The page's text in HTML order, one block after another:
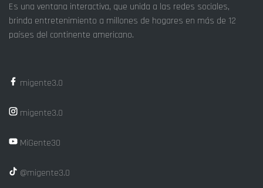
Es una ventana interactiva, que unida a las redes sociales,
brinda entretenimiento a millones de hogares en más de 12
países del continente americano.
migente3.0
migente3.0
MiGente30
@migente3.0